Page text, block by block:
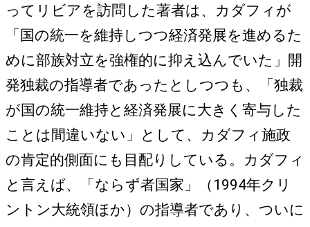
ってリビアを訪問した著者は、カダフィが
「国の統一を維持しつつ経済発展を進めるた
めに部族対立を強権的に抑え込んでいた」開
発独裁の指導者であったとしつつも、「独裁
が国の統一維持と経済発展に大きく寄与した
ことは間違いない」として、カダフィ施政
の肯定的側面にも目配りしている。カダフィ
と言えば、「ならず者国家」（1994年クリ
ントン大統領ほか）の指導者であり、ついに